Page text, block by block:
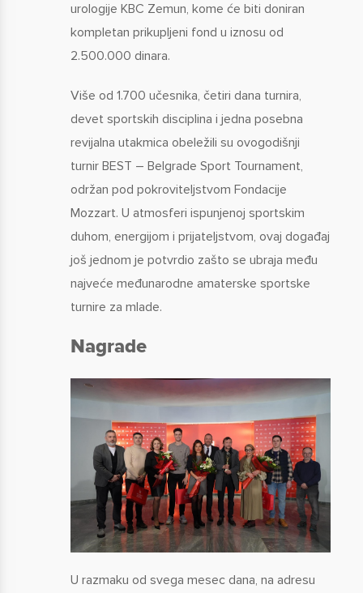
urologije KBC Zemun, kome će biti doniran
kompletan prikupljeni fond u iznosu od
2.500.000 dinara.
Više od 1.700 učesnika, četiri dana turnira,
devet sportskih disciplina i jedna posebna
revijalna utakmica obeležili su ovogodišnji
turnir BEST – Belgrade Sport Tournament,
održan pod pokroviteljstvom Fondacije
Mozzart. U atmosferi ispunjenoj sportskim
duhom, energijom i prijateljstvom, ovaj događaj
još jednom je potvrdio zašto se ubraja među
najveće međunarodne amaterske sportske
turnire za mlade.
Nagrade
U razmaku od svega mesec dana, na adresu